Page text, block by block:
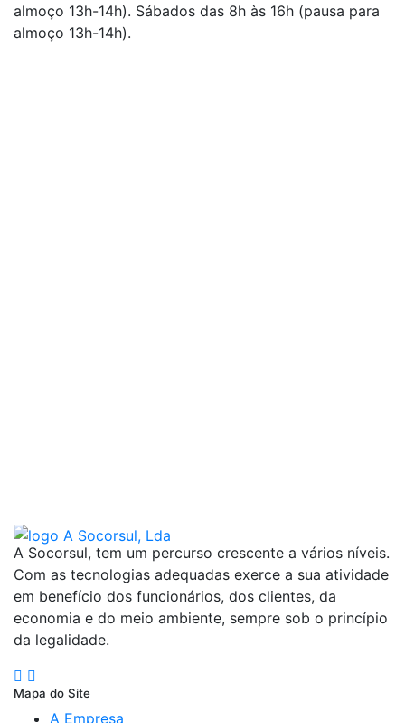
almoço 13h-14h). Sábados das 8h às 16h (pausa para
almoço 13h-14h).
A Socorsul, tem um percurso crescente a vários níveis.
Com as tecnologias adequadas exerce a sua atividade
em benefício dos funcionários, dos clientes, da
economia e do meio ambiente, sempre sob o princípio
da legalidade.
Mapa do Site
A Empresa